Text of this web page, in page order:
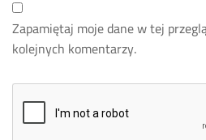
Zapamiętaj moje dane w tej
kolejnych komentarzy.